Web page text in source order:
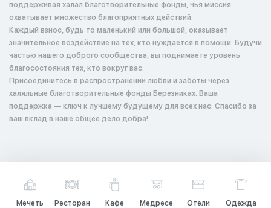
поддерживая халал благотворительные фонды, чья миссия
охватывает множество благоприятных действий.
Каждый взнос, будь то маленький или большой, оказывает
значительное воздействие на тех, кто нуждается в помощи. Будучи
частью нашего доброго сообщества, вы поднимаете уровень
благосостояния тех, кто вокруг вас.
Присоединитесь в распространении любви и заботы через
халяльные благотворительные фонды Березниках. Ваша
поддержка — ключ к лучшему будущему для всех нас. Спасибо за
ваш вклад в наше общее дело добра!
Мечеть Ресторан Кафе Медресе Отели Одежда